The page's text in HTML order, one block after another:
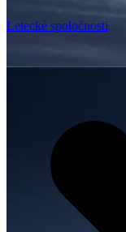
Letecké spoločnosti